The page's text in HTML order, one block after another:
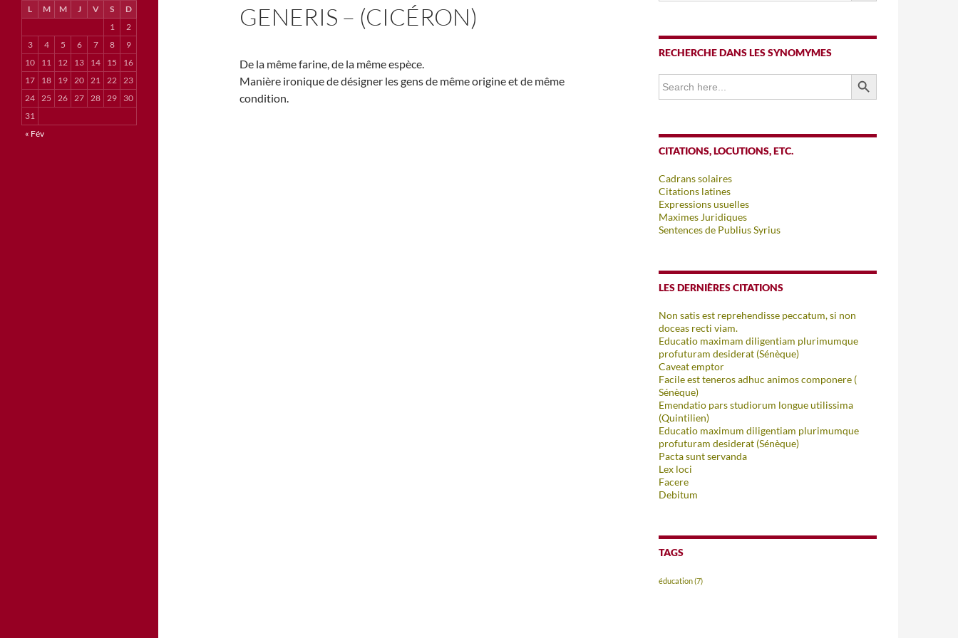
GENERIS – (CICÉRON)
De la même farine, de la même espèce.
Manière ironique de désigner les gens de même origine et de même
condition.
RECHERCHE DANS LES SYNOMYMES
Search
for:
SEARCH BUTTON
CITATIONS, LOCUTIONS, ETC.
Cadrans solaires
Citations latines
Expressions usuelles
Maximes Juridiques
Sentences de Publius Syrius
LES DERNIÈRES CITATIONS
Non satis est reprehendisse peccatum, si non
doceas recti viam.
Educatio maximam diligentiam plurimumque
profuturam desiderat (Sénèque)
Caveat emptor
Facile est teneros adhuc animos componere (
Sénèque)
Emendatio pars studiorum longue utilissima
(Quintilien)
Educatio maximum diligentiam plurimumque
profuturam desiderat (Sénèque)
Pacta sunt servanda
Lex loci
Facere
Debitum
TAGS
éducation(7)
L M M J V S
D
1
2
3
4 5 6 7 8
9
10
11 12 13 14 15
16
17
18 19 20 21 22 23
24 25 26 27 28 29
30
31
« Fév